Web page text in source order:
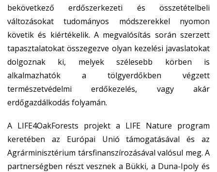
bekövetkező erdőszerkezeti és összetételbeli
változásokat tudományos módszerekkel nyomon
követik és kiértékelik. A megvalósítás során szerzett
tapasztalatokat összegezve olyan kezelési javaslatokat
dolgoznak ki, melyek szélesebb körben is
alkalmazhatók a tölgyerdőkben végzett
természetvédelmi erdőkezelés, vagy akár
erdőgazdálkodás folyamán.
A LIFE4OakForests projekt a LIFE Nature program
keretében az Európai Unió támogatásával és az
Agrárminisztérium társfinanszírozásával valósul meg. A
partnerségben részt vesznek a Bükki, a Duna-Ipoly és